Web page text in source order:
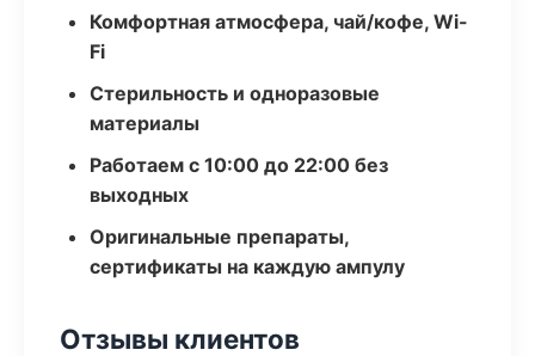
Комфортная атмосфера, чай/кофе, Wi-
Fi
Стерильность и одноразовые
материалы
Работаем с 10:00 до 22:00 без
выходных
Оригинальные препараты,
сертификаты на каждую ампулу
Отзывы клиентов